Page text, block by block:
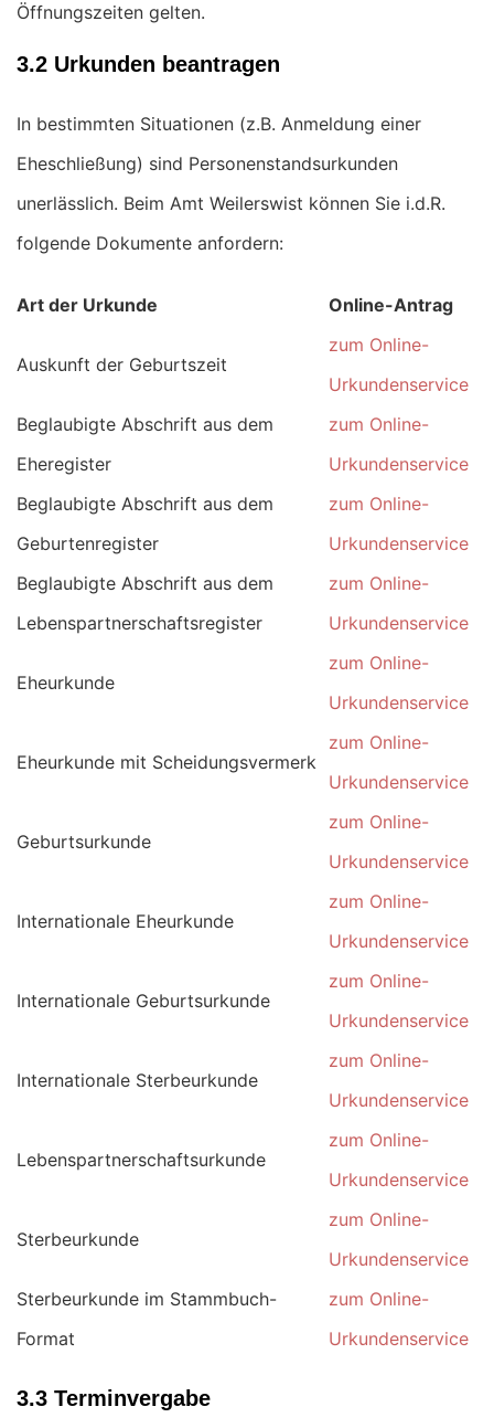
Öffnungszeiten gelten.
3.2 Urkunden beantragen
In bestimmten Situationen (z.B. Anmeldung einer
Eheschließung) sind Personenstandsurkunden
unerlässlich. Beim Amt Weilerswist können Sie i.d.R.
folgende Dokumente anfordern:
Art der Urkunde Online-Antrag
Auskunft der Geburtszeit
zum Online-
Urkundenservice
Beglaubigte Abschrift aus dem
Eheregister
zum Online-
Urkundenservice
Beglaubigte Abschrift aus dem
Geburtenregister
zum Online-
Urkundenservice
Beglaubigte Abschrift aus dem
Lebenspartnerschaftsregister
zum Online-
Urkundenservice
Eheurkunde
zum Online-
Urkundenservice
Eheurkunde mit Scheidungsvermerk
zum Online-
Urkundenservice
Geburtsurkunde
zum Online-
Urkundenservice
Internationale Eheurkunde
zum Online-
Urkundenservice
Internationale Geburtsurkunde
zum Online-
Urkundenservice
Internationale Sterbeurkunde
zum Online-
Urkundenservice
Lebenspartnerschaftsurkunde
zum Online-
Urkundenservice
Sterbeurkunde
zum Online-
Urkundenservice
Sterbeurkunde im Stammbuch-
Format
zum Online-
Urkundenservice
3.3 Terminvergabe